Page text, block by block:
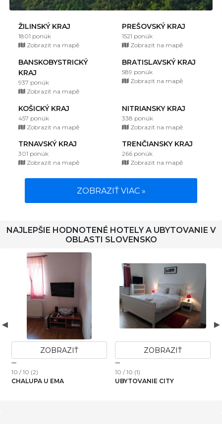
ŽILINSKÝ KRAJ
1801 ponúk
Zobrazit na mapě
PREŠOVSKÝ KRAJ
1521 ponúk
Zobrazit na mapě
BANSKOBYSTRICKÝ
KRAJ
937 ponúk
Zobrazit na mapě
BRATISLAVSKÝ KRAJ
589 ponúk
Zobrazit na mapě
KOŠICKÝ KRAJ
457 ponúk
Zobrazit na mapě
NITRIANSKY KRAJ
338 ponúk
Zobrazit na mapě
TRNAVSKÝ KRAJ
301 ponúk
Zobrazit na mapě
TRENČIANSKY KRAJ
266 ponúk
Zobrazit na mapě
ZOBRAZIŤ VIAC »
NAJLEPŠIE HODNOTENÉ HOTELY A UBYTOVANIE V
OBLASTI SLOVENSKO
ZOBRAZIŤ
10 / 10 (2)
CHALUPA U EMA
ZOBRAZIŤ
10 / 10 (1)
UBYTOVANIE CITY